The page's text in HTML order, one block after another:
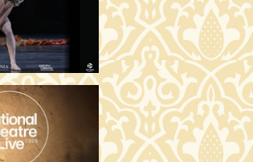
2. (12)
JEGYVÁSÁRLÁS
JEGYVÁSÁRLÁS